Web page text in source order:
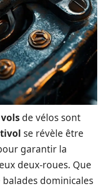
vols de vélos sont
se révèle être
garantir la
deux-roues. Que
dominicales